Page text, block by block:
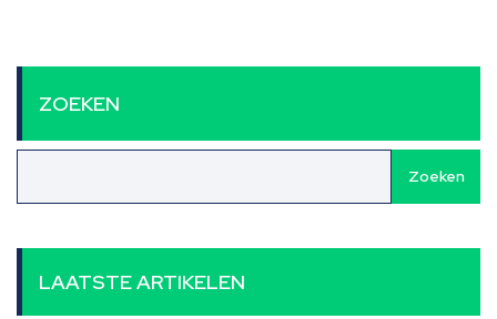
ZOEKEN
Zoeken
LAATSTE ARTIKELEN